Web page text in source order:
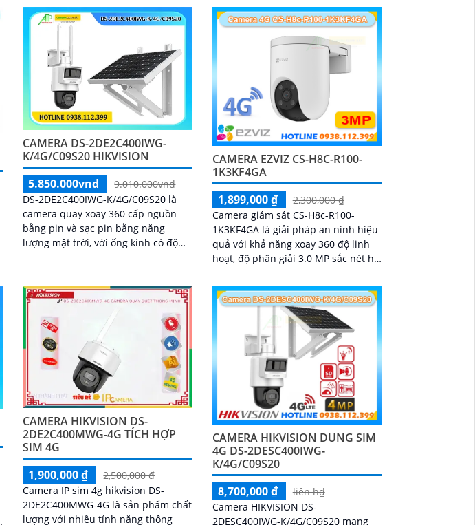
còi hú và đèn chớp tại chỗ, tích hợp
khả năng quay xoay 360 độ ấn
tượng, chống nước IP 66
CAMERA DS-2DE2C400IWG-
K/4G/C09S20 HIKVISION
5.850.000vnd
9.010.000vnd
DS-2DE2C400IWG-K/4G/C09S20 là
camera quay xoay 360 cấp nguồn
bằng pin và sạc pin bằng năng
lượng mặt trời, với ống kính có độ
2 chiều, nhìn có màu vào ban đêm
bằng đèn Led khoảng cách 30m
CAMERA EZVIZ CS-H8C-R100-
1K3KF4GA
1,899,000 ₫
2,300,000 ₫
Camera giám sát CS-H8c-R100-
1K3KF4GA là giải pháp an ninh hiệu
quả với khả năng xoay 360 độ linh
hoạt, độ phân giải 3.0 MP sắc nét hỗ
để phát hiện chuyển động con
người chính xác
CAMERA HIKVISION DS-
2DE2C400MWG-4G TÍCH HỢP
SIM 4G
1,900,000 ₫
2,500,000 ₫
Camera IP sim 4g hikvision DS-
2DE2C400MWG-4G là sản phẩm chất
lượng với nhiều tính năng thông
CAMERA HIKVISION DUNG SIM
4G DS-2DESC400IWG-
K/4G/C09S20
8,700,000 ₫
liên h₫
Camera HIKVISION DS-
2DESC400IWG-K/4G/C09S20 mang